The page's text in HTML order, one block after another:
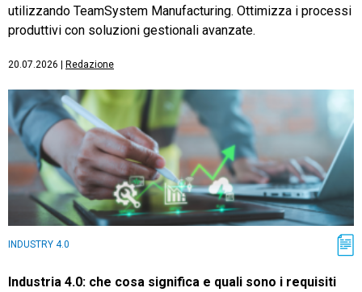
utilizzando TeamSystem Manufacturing. Ottimizza i processi
produttivi con soluzioni gestionali avanzate.
20.07.2026 | Redazione
INDUSTRY 4.0
Industria 4.0: che cosa significa e quali sono i requisiti